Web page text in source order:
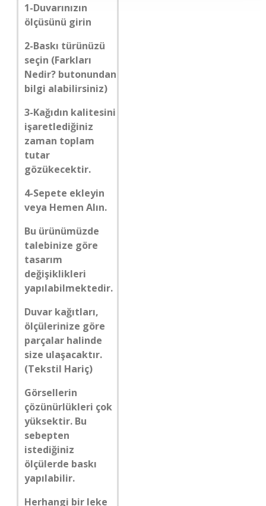
1-Duvarınızın
ölçüsünü girin
2-Baskı türünüzü
seçin (Farkları
Nedir? butonundan
bilgi alabilirsiniz)
3-Kağıdın kalitesini
işaretlediğiniz
zaman toplam
tutar
gözükecektir.
4-Sepete ekleyin
veya Hemen Alın.
Bu ürünümüzde
talebinize göre
tasarım
değişiklikleri
yapılabilmektedir.
Duvar kağıtları,
ölçülerinize göre
parçalar halinde
size ulaşacaktır.
(Tekstil Hariç)
Görsellerin
çözünürlükleri çok
yüksektir. Bu
sebepten
istediğiniz
ölçülerde baskı
yapılabilir.
Herhangi bir leke